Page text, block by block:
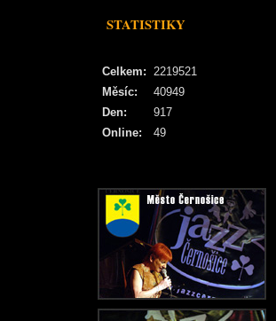
STATISTIKY
Online: 49
Celkem: 2219521
Měsíc:
40949
Den:
917